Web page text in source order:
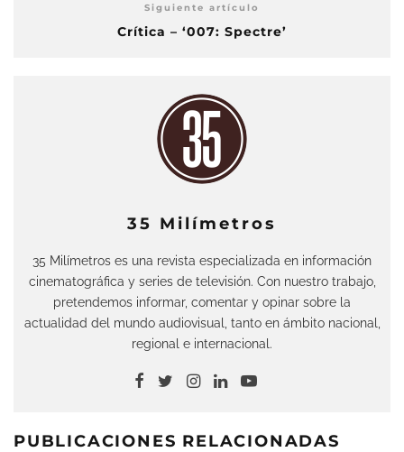
Siguiente artículo
Crítica – ‘007: Spectre’
35 Milímetros
35 Milímetros es una revista especializada en información
cinematográfica y series de televisión. Con nuestro trabajo,
pretendemos informar, comentar y opinar sobre la
actualidad del mundo audiovisual, tanto en ámbito nacional,
regional e internacional.
PUBLICACIONES RELACIONADAS